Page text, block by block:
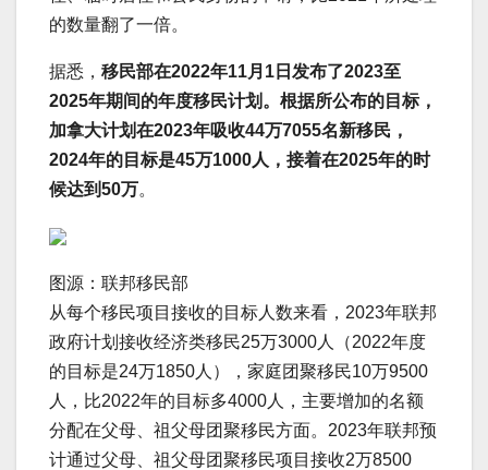
的数量翻了一倍。
据悉， 移民部在2022年11月1日发布了2023至
2025年期间的年度移民计划。根据所公布的目标，
加拿大计划在2023年吸收44万7055名新移民，
2024年的目标是45万1000人，接着在2025年的时
候达到50万。
图源：联邦移民部
从每个移民项目接收的目标人数来看，2023年联邦
政府计划接收经济类移民25万3000人（2022年度
的目标是24万1850人），家庭团聚移民10万9500
人，比2022年的目标多4000人，主要增加的名额
分配在父母、祖父母团聚移民方面。2023年联邦预
计通过父母、祖父母团聚移民项目接收2万8500